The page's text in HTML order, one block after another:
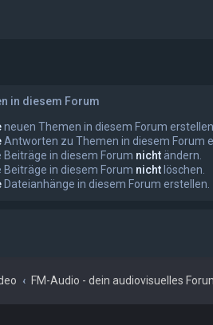
in diesem Forum
neuen Themen in diesem Forum erstellen.
Antworten zu Themen in diesem Forum
Beiträge in diesem Forum nichtändern.
Beiträge in diesem Forum nichtlöschen.
Dateianhänge in diesem Forum erstellen.
FM-Audio - dein audiovisuelles